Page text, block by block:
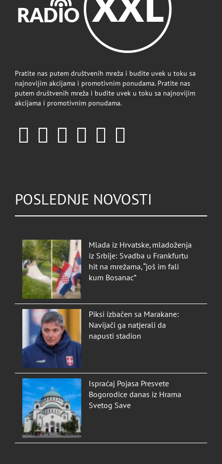
Pratite nas putem društvenih mreža i budite uvek u toku sa
najnovijim akcijama i promotivnim ponudama. Pratite nas
putem društvenih mreža i budite uvek u toku sa najnovijim
akcijama i promotivnim ponudama.
POSLEDNJE NOVOSTI
Mlada iz Hrvatske, mladoženja
iz Srbije: Svadba u Frankfurtu
hit na mrežama, “još im fali
kum Bosanac”
Piksi izbačen sa Marakane:
Navijači ga natjerali da
napusti stadion
Ispraćaj Pojasa Presvete
Bogorodice danas iz Hrama
Svetog Save